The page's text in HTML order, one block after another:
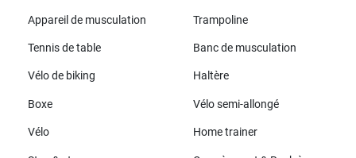
Appareil de musculation Trampoline
Tennis de table Banc de musculation
Vélo de biking Haltère
Boxe Vélo semi-allongé
Vélo Home trainer